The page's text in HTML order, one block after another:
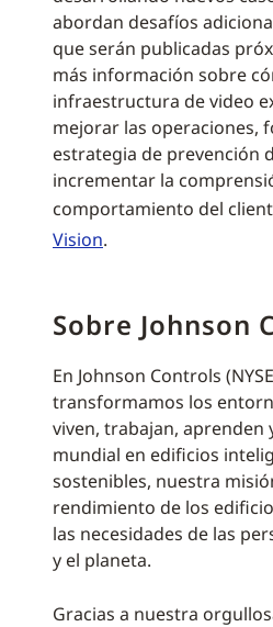
abordan desafíos
que serán publicadas
más información sobre
infraestructura de video
mejorar las operaciones,
estrategia de prevención
incrementar la
comportamiento del
Vision.
Sobre Johnson
En Johnson Controls
transformamos los
viven, trabajan, aprenden
mundial en edificios
sostenibles, nuestra
rendimiento de los
las necesidades de las
y el planeta.
Gracias a nuestra